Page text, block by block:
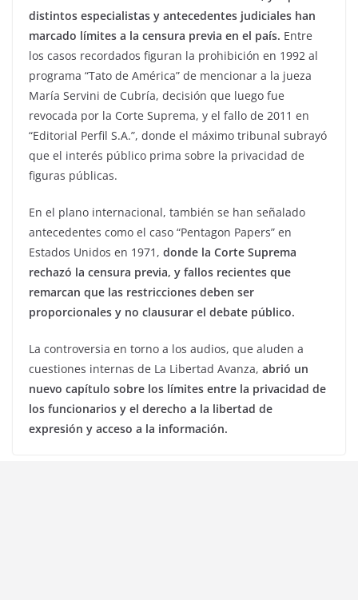
distintos especialistas y antecedentes judiciales han
marcado límites a la censura previa en el país. Entre
los casos recordados figuran la prohibición en 1992 al
programa “Tato de América” de mencionar a la jueza
María Servini de Cubría, decisión que luego fue
revocada por la Corte Suprema, y el fallo de 2011 en
“Editorial Perfil S.A.”, donde el máximo tribunal subrayó
que el interés público prima sobre la privacidad de
figuras públicas.
En el plano internacional, también se han señalado
antecedentes como el caso “Pentagon Papers” en
Estados Unidos en 1971, donde la Corte Suprema
rechazó la censura previa, y fallos recientes que
remarcan que las restricciones deben ser
proporcionales y no clausurar el debate público.
La controversia en torno a los audios, que aluden a
cuestiones internas de La Libertad Avanza, abrió un
nuevo capítulo sobre los límites entre la privacidad de
los funcionarios y el derecho a la libertad de
expresión y acceso a la información.